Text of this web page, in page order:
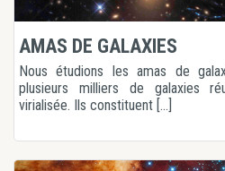
AMAS DE GALAXIES
Nous étudions les amas de
plusieurs milliers de galaxies
virialisée. Ils constituent [...]